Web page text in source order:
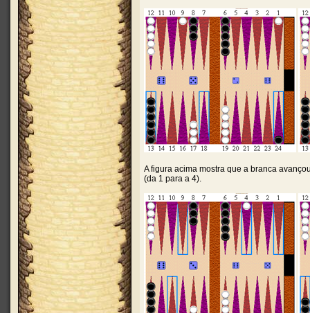
A figura acima mostra que a branca
(da 1 para a 4).